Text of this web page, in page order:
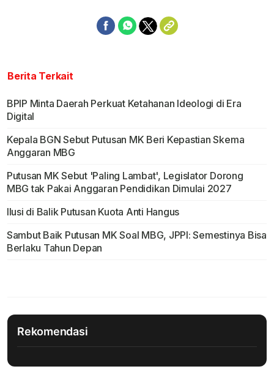
Berita Terkait
BPIP Minta Daerah Perkuat Ketahanan Ideologi di Era
Digital
Kepala BGN Sebut Putusan MK Beri Kepastian Skema
Anggaran MBG
Putusan MK Sebut 'Paling Lambat', Legislator Dorong
MBG tak Pakai Anggaran Pendidikan Dimulai 2027
Ilusi di Balik Putusan Kuota Anti Hangus
Sambut Baik Putusan MK Soal MBG, JPPI: Semestinya Bisa
Berlaku Tahun Depan
Rekomendasi